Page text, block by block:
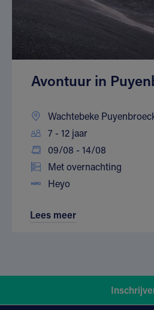
Avontuur in
Wachtebeke
7 - 12 jaar
09/08 - 14/08
Met overnachting
Heyo
Lees meer